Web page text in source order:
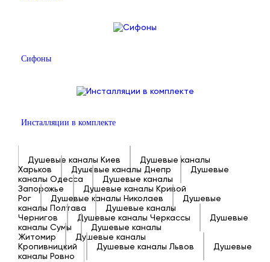
Сифоны
Инсталляции в комплекте
Душевые каналы Киев
Душевые каналы
Харьков
Душевые каналы Днепр
Душевые
каналы Одесса
Душевые каналы
Запорожье
Душевые каналы Кривой
Рог
Душевые каналы Николаев
Душевые
каналы Полтава
Душевые каналы
Чернигов
Душевые каналы Черкассы
Душевые
каналы Сумы
Душевые каналы
Житомир
Душевые каналы
Кропивницкий
Душевые каналы Львов
Душевые
каналы Ровно